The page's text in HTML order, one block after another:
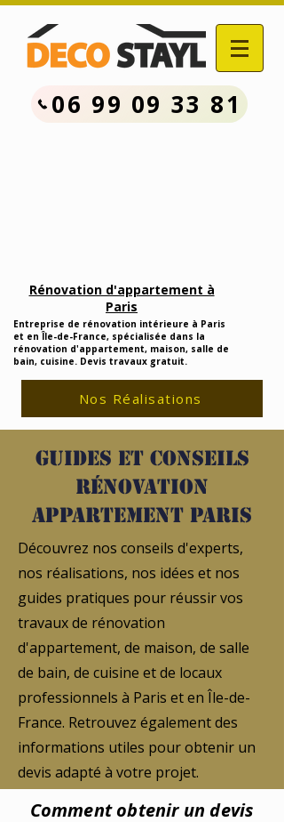
06 99 09 33 81
Rénovation d'appartement à
Paris
Entreprise de rénovation intérieure à Paris
et en Île-de-France, spécialisée dans la
rénovation d'appartement, maison, salle de
bain, cuisine. Devis travaux gratuit.
Nos Réalisations
Guides et conseils
rénovation
appartement Paris
Découvrez nos conseils d'experts,
nos réalisations, nos idées et nos
guides pratiques pour réussir vos
travaux de rénovation
d'appartement, de maison, de salle
de bain, de cuisine et de locaux
professionnels à Paris et en Île-de-
France. Retrouvez également des
informations utiles pour obtenir un
devis adapté à votre projet.
Comment obtenir un devis